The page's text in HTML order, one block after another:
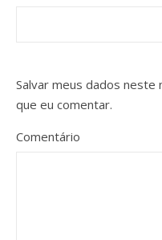
Salvar meus dados neste
que eu comentar.
Comentário